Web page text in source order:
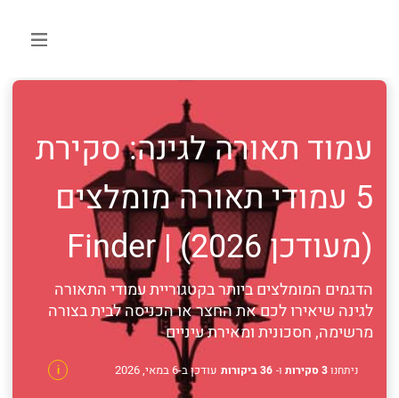
עמוד תאורה לגינה: סקירת
5 עמודי תאורה מומלצים
(מעודכן 2026) | Finder
הדגמים המומלצים ביותר בקטגוריית עמודי התאורה
לגינה שיאירו לכם את החצר או הכניסה לבית בצורה
מרשימה, חסכונית ומאירת עיניים
ניתחנו3 סקירות ו- 36 ביקורות i עודכן ב-6 במאי, 2026